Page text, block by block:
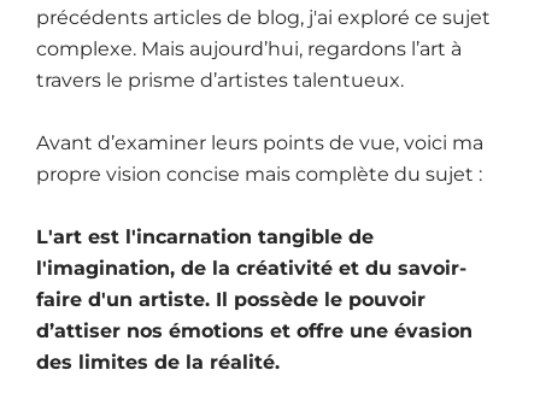
précédents articles de blog, j'ai exploré ce sujet
complexe. Mais aujourd’hui, regardons l’art à
travers le prisme d’artistes talentueux.
Avant d’examiner leurs points de vue, voici ma
propre vision concise mais complète du sujet :
L'art est l'incarnation tangible de
l'imagination, de la créativité et du savoir-
faire d'un artiste. Il possède le pouvoir
d’attiser nos émotions et offre une évasion
des limites de la réalité.